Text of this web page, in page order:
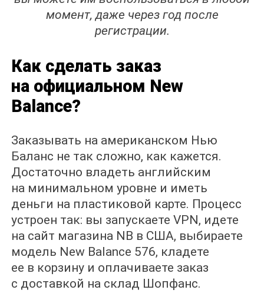
момент, даже через год после
регистрации.
Как сделать заказ
на официальном New
Balance?
Заказывать на американском Нью
Баланс не так сложно, как кажется.
Достаточно владеть английским
на минимальном уровне и иметь
деньги на пластиковой карте. Процесс
устроен так: вы запускаете VPN, идете
на сайт магазина NB в США, выбираете
модель New Balance 576, кладете
ее в корзину и оплачиваете заказ
с доставкой на склад Шопфанс.